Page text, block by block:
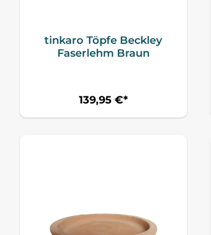
tinkaro Töpfe Beckley
Faserlehm Braun
139,95 €*